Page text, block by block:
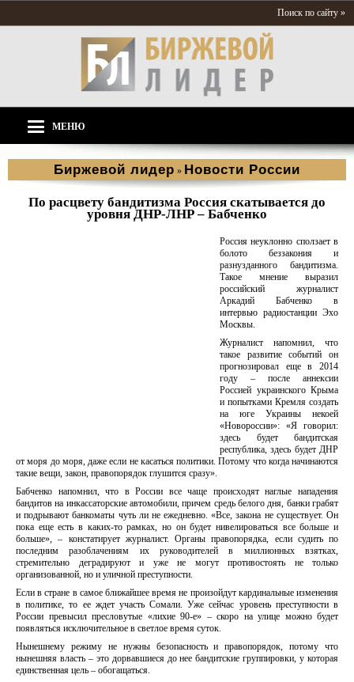
Поиск по сайту »
МЕНЮ
Биржевой лидер » Новости России
По расцвету бандитизма Россия скатывается до
уровня ДНР-ЛНР – Бабченко
Россия неуклонно сползает в
болото беззакония и
разнузданного бандитизма.
Такое мнение выразил
российский журналист
Аркадий Бабченко в
интервью радиостанции Эхо
Москвы.
Журналист напомнил, что
такое развитие событий он
прогнозировал еще в 2014
году – после аннексии
Россией украинского Крыма
и попытками Кремля создать
на юге Украины некоей
«Новороссии»: «Я говорил:
здесь будет бандитская
республика, здесь будет ДНР
от моря до моря, даже если не касаться политики. Потому что когда начинаются
такие вещи, закон, правопорядок глушится сразу».
Бабченко напомнил, что в России все чаще происходят наглые нападения
бандитов на инкассаторские автомобили, причем средь белого дня, банки грабят
и подрывают банкоматы чуть ли не ежедневно. «Все, закона не существует. Он
пока еще есть в каких-то рамках, но он будет нивелироваться все больше и
больше», – констатирует журналист. Органы правопорядка, если судить по
последним разоблачениям их руководителей в миллионных взятках,
стремительно деградируют и уже не могут противостоять не только
организованной, но и уличной преступности.
Если в стране в самое ближайшее время не произойдут кардинальные изменения
в политике, то ее ждет участь Сомали. Уже сейчас уровень преступности в
России превысил пресловутые «лихие 90-е» – скоро на улице можно будет
появляться исключительное в светлое время суток.
Нынешнему режиму не нужны безопасность и правопорядок, потому что
нынешняя власть – это дорвавшиеся до нее бандитские группировки, у которая
единственная цель – обогащаться.